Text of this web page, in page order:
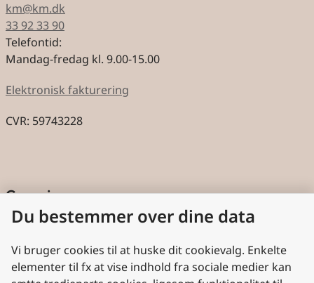
km@km.dk
33 92 33 90
Telefontid:
Mandag-fredag kl. 9.00-15.00
Elektronisk fakturering
CVR: 59743228
Genveje
Cookies
Aktindsigt
Persondatabeskyttelse
Du bestemmer over dine data
Vi bruger cookies til at huske dit cookievalg. Enkelte
elementer til fx at vise indhold fra sociale medier kan